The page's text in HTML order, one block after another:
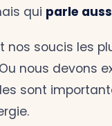
qui parle
nos soucis les
nous devons
sont